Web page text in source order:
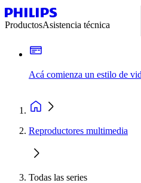
ProductosAsistencia técnica
Acá comienza un estilo de
Reproductores multimedia
Todas las series